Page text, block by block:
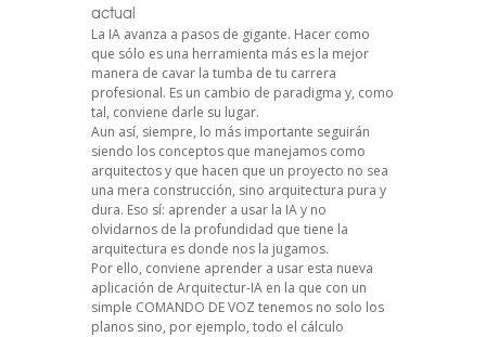
actual
La IA avanza a pasos de gigante. Hacer como
que sólo es una herramienta más es la mejor
manera de cavar la tumba de tu carrera
profesional. Es un cambio de paradigma y, como
tal, conviene darle su lugar.
Aun así, siempre, lo más importante seguirán
siendo los conceptos que manejamos como
arquitectos y que hacen que un proyecto no sea
una mera construcción, sino arquitectura pura y
dura. Eso sí: aprender a usar la IA y no
olvidarnos de la profundidad que tiene la
arquitectura es donde nos la jugamos.
Por ello, conviene aprender a usar esta nueva
aplicación de Arquitectur-IA en la que con un
simple COMANDO DE VOZ tenemos no solo los
planos sino, por ejemplo, todo el cálculo